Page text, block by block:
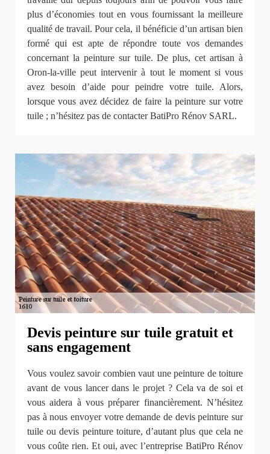
plus d’économies tout en vous fournissant la meilleure
qualité de travail. Pour cela, il bénéficie d’un artisan bien
formé qui est apte de répondre toute vos demandes
concernant la peinture sur tuile. De plus, cet artisan à
Oron-la-ville peut intervenir à tout le moment si vous
avez besoin d’aide pour peindre votre tuile. Alors,
lorsque vous avez décidez de faire la peinture sur votre
tuile ; n’hésitez pas de contacter BatiPro Rénov SARL.
Devis peinture sur tuile gratuit et
sans engagement
Vous voulez savoir combien vaut une peinture de toiture
avant de vous lancer dans le projet ? Cela va de soi et
vous aidera à vous préparer financièrement. N’hésitez
pas à nous envoyer votre demande de devis peinture sur
tuile ou devis peinture toiture, d’autant plus que cela ne
vous coûte rien. Et oui, avec l’entreprise BatiPro Rénov